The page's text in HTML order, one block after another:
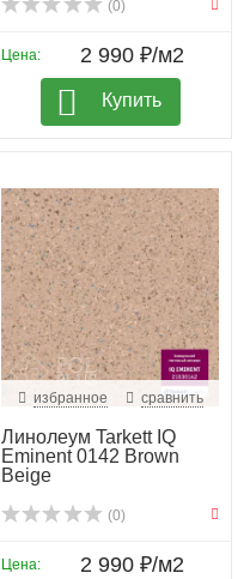
(0)
Цена: 2 990 ₽/м2
Купить
избранное сравнить
Линолеум Tarkett IQ
Eminent 0142 Brown
Beige
(0)
Цена: 2 990 ₽/м2